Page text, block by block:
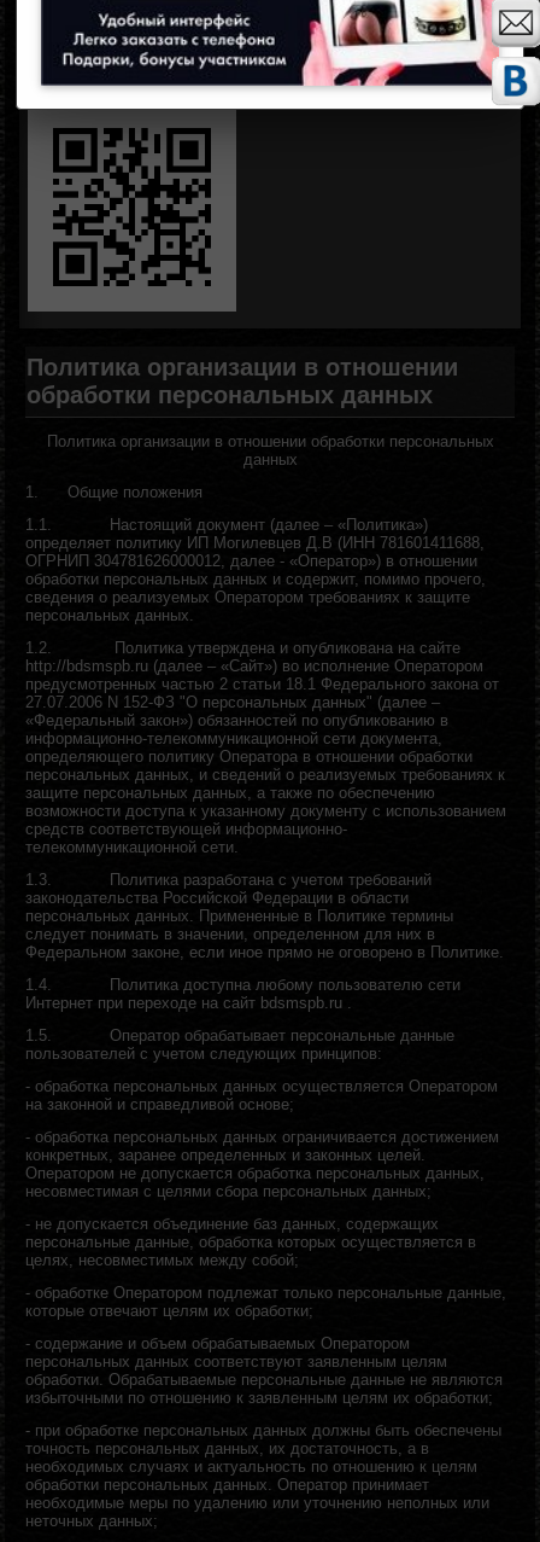
Забыли пароль?
Зарегистрироваться
Политика организации в отношении
обработки персональных данных
Политика организации в отношении обработки персональных
данных
1.Общие положения
1.1. Настоящий документ (далее – «Политика»)
определяет политику ИП Могилевцев Д.В (ИНН 781601411688,
ОГРНИП 304781626000012, далее - «Оператор») в отношении
обработки персональных данных и содержит, помимо прочего,
сведения о реализуемых Оператором требованиях к защите
персональных данных.
1.2.
Политика утверждена и опубликована на сайте
http://bdsmspb.ru (далее – «Сайт») во исполнение Оператором
предусмотренных частью 2 статьи 18.1 Федерального закона от
27.07.2006 N 152-ФЗ "О персональных данных" (далее –
«Федеральный закон») обязанностей по опубликованию в
информационно-телекоммуникационной сети документа,
определяющего политику Оператора в отношении обработки
персональных данных, и сведений о реализуемых требованиях к
защите персональных данных, а также по обеспечению
возможности доступа к указанному документу с использованием
средств соответствующей информационно-
телекоммуникационной сети.
1.3. Политика разработана с учетом требований
законодательства Российской Федерации в области
персональных данных. Примененные в Политике термины
следует понимать в значении, определенном для них в
Федеральном законе, если иное прямо не оговорено в Политике.
1.4. Политика доступна любому пользователю сети
Интернет при переходе на сайт bdsmspb.ru .
1.5.Оператор обрабатывает персональные данные
пользователей с учетом следующих принципов:
- обработка персональных данных осуществляется Оператором
на законной и справедливой основе;
- обработка персональных данных ограничивается достижением
конкретных, заранее определенных и законных целей.
Оператором не допускается обработка персональных данных,
несовместимая с целями сбора персональных данных;
- не допускается объединение баз данных, содержащих
персональные данные, обработка которых осуществляется в
целях, несовместимых между собой;
- обработке Оператором подлежат только персональные данные,
которые отвечают целям их обработки;
-содержание и объем обрабатываемых Оператором
персональных данных соответствуют заявленным целям
обработки. Обрабатываемые персональные данные не являются
избыточными по отношению к заявленным целям их обработки;
- при обработке персональных данных должны быть обеспечены
точность персональных данных, их достаточность, а в
необходимых случаях и актуальность по отношению к целям
обработки персональных данных. Оператор принимает
необходимые меры по удалению или уточнению неполных или
неточных данных;